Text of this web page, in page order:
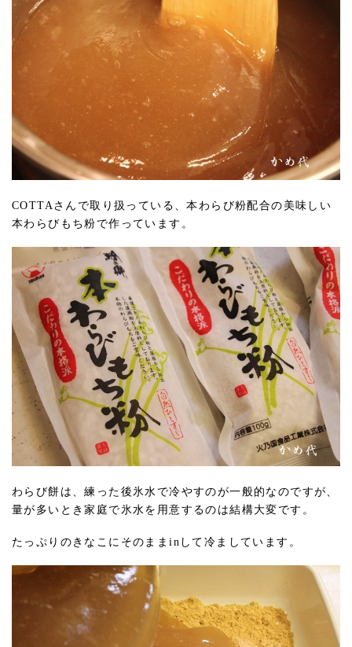
COTTAさんで取り扱っている、本わらび粉配合の美味しい
本わらびもち粉で作っています。
わらび餅は、練った後氷水で冷やすのが一般的なのですが、
量が多いとき家庭で氷水を用意するのは結構大変です。
たっぷりのきなこにそのままinして冷ましています。